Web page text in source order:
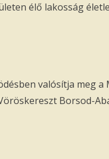
élő lakosság
valósítja meg a
Borsod-